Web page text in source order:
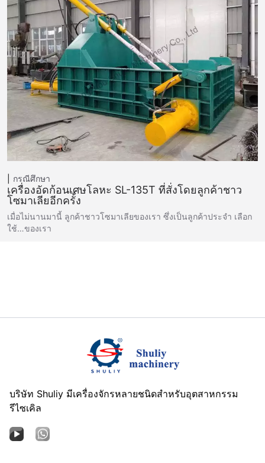
กรณีศึกษา
เครื่องอัดก้อนเศษโลหะ SL-135T ที่สั่งโดยลูกค้าชาว
โซมาเลียอีกครั้ง
เมื่อไม่นานมานี้ ลูกค้าชาวโซมาเลียของเรา ซึ่งเป็นลูกค้าประจำ เลือก
ใช้…ของเรา
บริษัท Shuliy มีเครื่องจักรหลายชนิดสำหรับอุตสาหกรรม
รีไซเคิล